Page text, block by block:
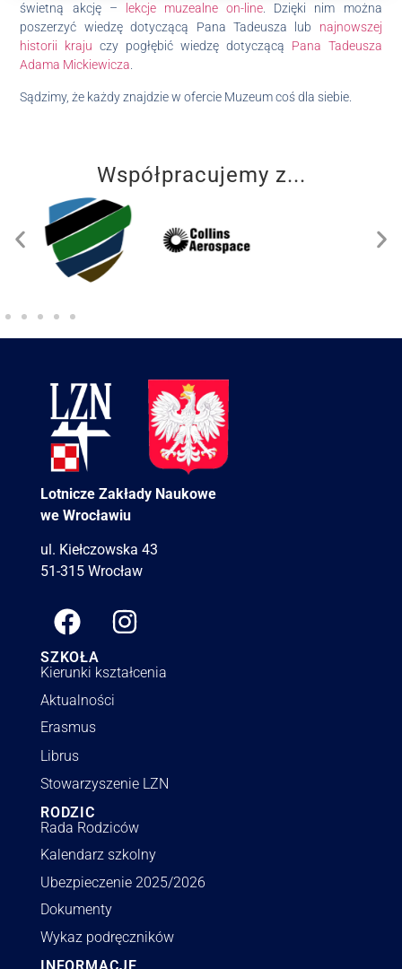
świetną akcję –
lekcje muzealne on-line. Dzięki nim można
poszerzyć wiedzę dotyczącą Pana Tadeusza lub najnowszej
historii kraju czy pogłębić wiedzę dotyczącą Pana Tadeusza
Adama Mickiewicza.
Sądzimy, że każdy znajdzie w ofercie Muzeum coś dla siebie.
Współpracujemy z...
Lotnicze Zakłady Naukowe
we Wrocławiu
ul. Kiełczowska 43
51-315 Wrocław
SZKOŁA
Kierunki kształcenia
Aktualności
Erasmus
Librus
Stowarzyszenie LZN
RODZIC
Rada Rodziców
Kalendarz szkolny
Ubezpieczenie 2025/2026
Dokumenty
Wykaz podręczników